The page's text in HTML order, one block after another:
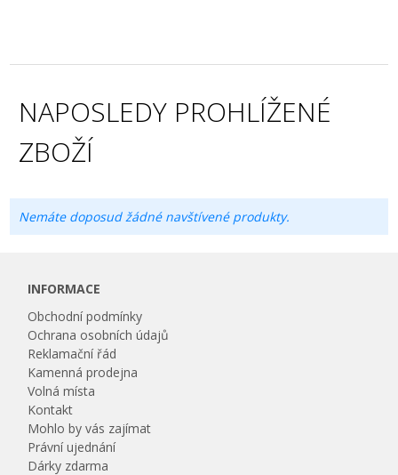
NAPOSLEDY PROHLÍŽENÉ
ZBOŽÍ
Nemáte doposud žádné navštívené produkty.
INFORMACE
Obchodní podmínky
Ochrana osobních údajů
Reklamační řád
Kamenná prodejna
Volná místa
Kontakt
Mohlo by vás zajímat
Právní ujednání
Dárky zdarma